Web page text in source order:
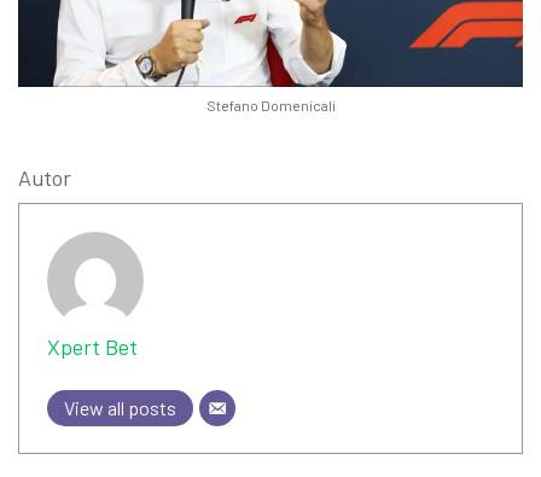
Stefano Domenicali
Autor
Xpert Bet
View all posts